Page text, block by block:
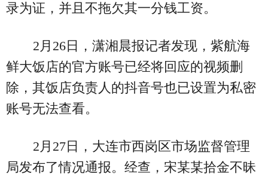
录为证，并且不拖欠其一分钱工资。
2月26日，潇湘晨报记者发现，紫航海
鲜大饭店的官方账号已经将回应的视频删
除，其饭店负责人的抖音号也已设置为私密
账号无法查看。
2月27日，大连市西岗区市场监督管理
局发布了情况通报。经查，宋某某拾金不昧